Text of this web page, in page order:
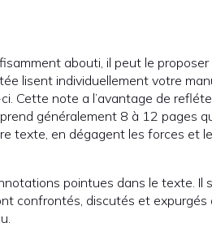
abouti, il peut le
lisent individuellement votre
Cette note a l’avantage de
généralement 8 à 12 pages
texte, en dégagent les forces et
pointues dans le texte. Il
confrontés, discutés et